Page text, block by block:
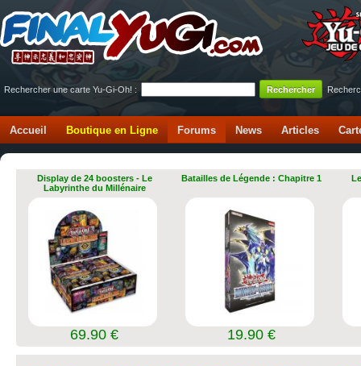
Rechercher une carte Yu-Gi-Oh! :
Accueil Boutique en Ligne Forums News Articles
Display de 24 boosters - Le
Labyrinthe du Millénaire
69.90 €
Batailles de Légende : Chapitre 1
19.90 €